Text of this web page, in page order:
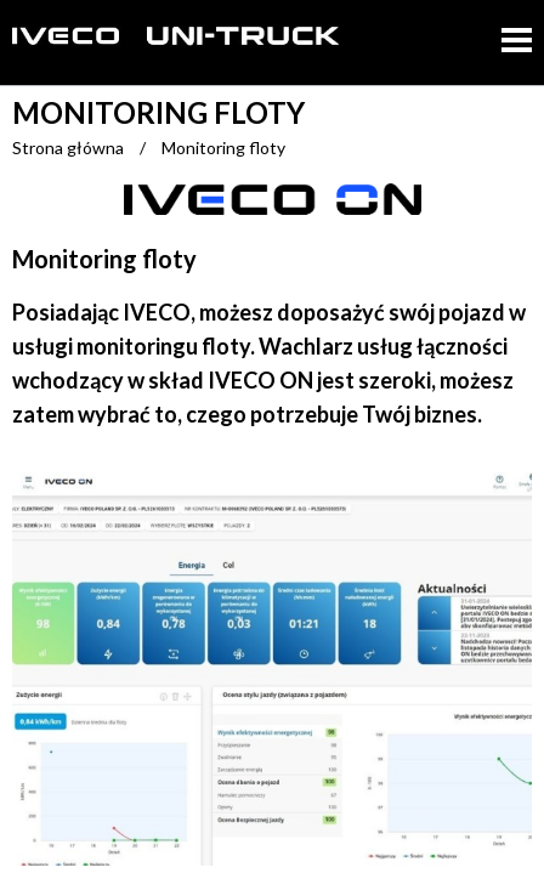
MONITORING FLOTY
Strona główna / Monitoring floty
Monitoring floty
Posiadając IVECO, możesz doposażyć swój pojazd w
usługi monitoringu floty. Wachlarz usług łączności
wchodzący w skład IVECO ON jest szeroki, możesz
zatem wybrać to, czego potrzebuje Twój biznes.